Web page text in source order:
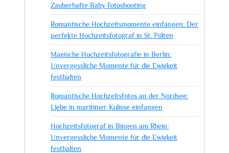
Zauberhafte Baby Fotoshooting
Romantische Hochzeitsmomente einfangen: Der
perfekte Hochzeitsfotograf in St. Pölten
Magische Hochzeitsfotografie in Berlin:
Unvergessliche Momente für die Ewigkeit
festhalten
Romantische Hochzeitsfotos an der Nordsee:
Liebe in maritimer Kulisse einfangen
Hochzeitsfotograf in Bingen am Rhein:
Unvergessliche Momente für die Ewigkeit
festhalten